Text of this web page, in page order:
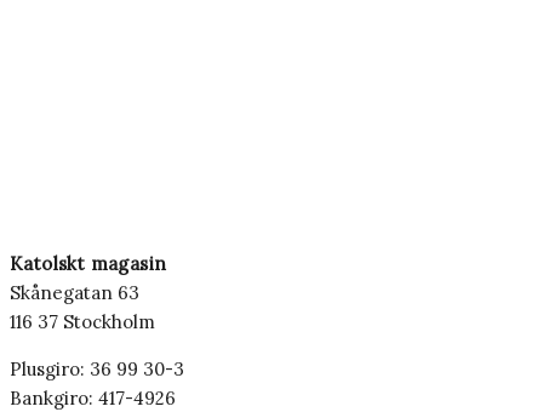
Katolskt magasin
Skånegatan 63
116 37 Stockholm
Plusgiro: 36 99 30-3
Bankgiro: 417-4926